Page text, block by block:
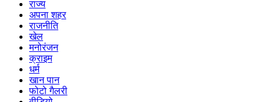
राज्य
अपना शहर
राजनीति
खेल
मनोरंजन
क्राइम
धर्म
खान पान
फोटो गैलरी